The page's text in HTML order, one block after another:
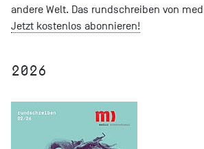
andere Welt. Das rundschreiben von
Jetzt kostenlos abonnieren!
2026